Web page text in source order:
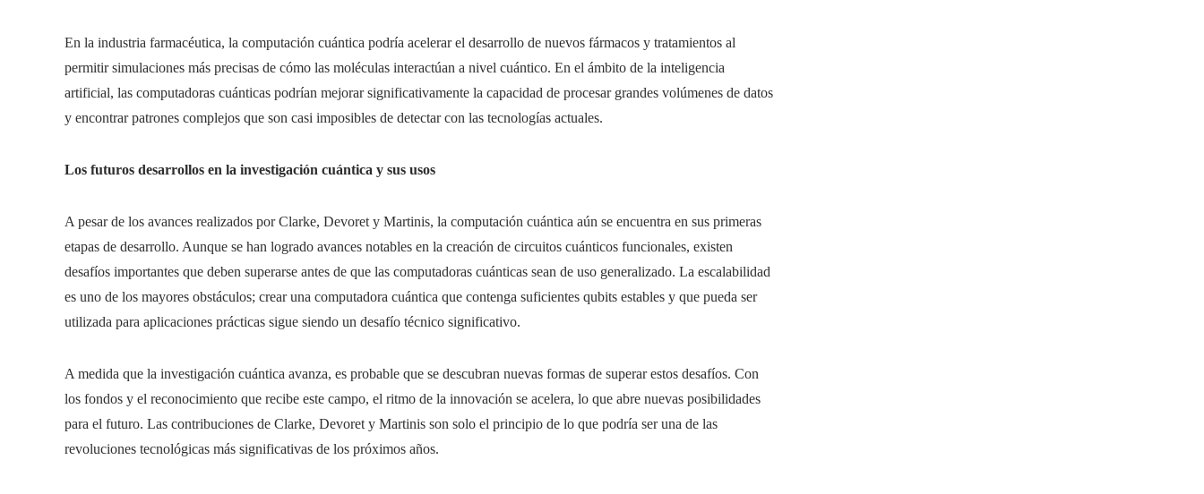
En la industria farmacéutica, la computación cuántica podría acelerar el desarrollo de nuevos fármacos y tratamientos al
permitir simulaciones más precisas de cómo las moléculas interactúan a nivel cuántico. En el ámbito de la inteligencia
artificial, las computadoras cuánticas podrían mejorar significativamente la capacidad de procesar grandes volúmenes de datos
y encontrar patrones complejos que son casi imposibles de detectar con las tecnologías actuales.
Los futuros desarrollos en la investigación cuántica y sus usos
A pesar de los avances realizados por Clarke, Devoret y Martinis, la computación cuántica aún se encuentra en sus primeras
etapas de desarrollo. Aunque se han logrado avances notables en la creación de circuitos cuánticos funcionales, existen
desafíos importantes que deben superarse antes de que las computadoras cuánticas sean de uso generalizado. La escalabilidad
es uno de los mayores obstáculos; crear una computadora cuántica que contenga suficientes qubits estables y que pueda ser
utilizada para aplicaciones prácticas sigue siendo un desafío técnico significativo.
A medida que la investigación cuántica avanza, es probable que se descubran nuevas formas de superar estos desafíos. Con
los fondos y el reconocimiento que recibe este campo, el ritmo de la innovación se acelera, lo que abre nuevas posibilidades
para el futuro. Las contribuciones de Clarke, Devoret y Martinis son solo el principio de lo que podría ser una de las
revoluciones tecnológicas más significativas de los próximos años.